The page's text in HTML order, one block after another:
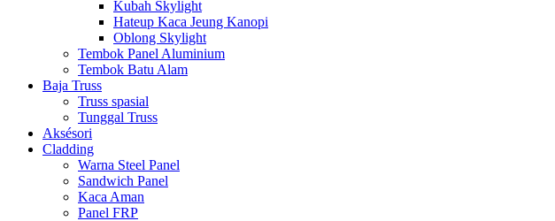
Kubah Skylight
Hateup Kaca Jeung Kanopi
Oblong Skylight
Tembok Panel Aluminium
Tembok Batu Alam
Baja Truss
Truss spasial
Tunggal Truss
Aksésori
Cladding
Warna Steel Panel
Sandwich Panel
Kaca Aman
Panel FRP